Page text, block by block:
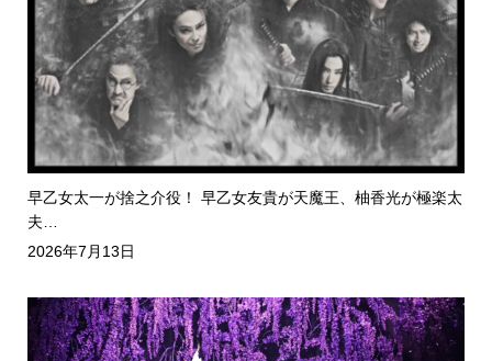
早乙女太一が捨之介役！ 早乙女友貴が天魔王、柚香光が極楽太
夫…
2026年7月13日